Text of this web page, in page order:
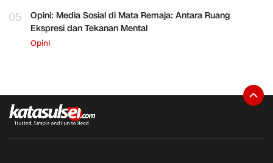
05
Opini: Media Sosial di Mata Remaja: Antara Ruang
Ekspresi dan Tekanan Mental
Opini